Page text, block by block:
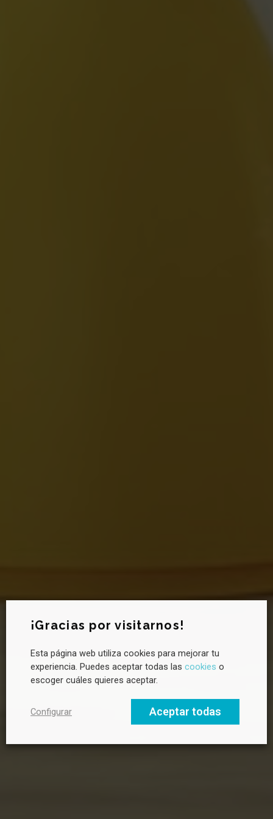
¡Gracias por visitarnos!
Esta página web utiliza cookies para mejorar tu
experiencia. Puedes aceptar todas las cookies o
escoger cuáles quieres aceptar.
Configurar Aceptar todas
¿Quieres saber más sobre sostenibilidad?
Suscríbete a la newsletter de CANVAS para recibir novedades
cada mes, tendencias clave y buenas prácticas en liderazgo
hacia un futuro sostenible.